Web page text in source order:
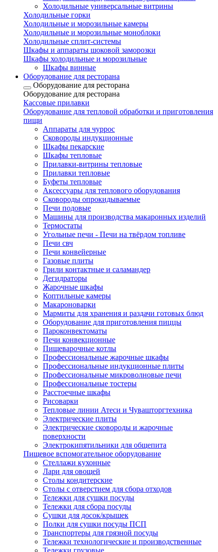
Холодильные универсальные витрины
Холодильные горки
Холодильные и морозильные камеры
Холодильные и морозильные моноблоки
Холодильные сплит-системы
Шкафы и аппараты шоковой заморозки
Шкафы холодильные и морозильные
Шкафы винные
Оборудование для ресторана
Оборудование для ресторана
Оборудование для ресторана
Кассовые прилавки
Оборудование для тепловой обработки и приготовления
пищи
Аппараты для чуррос
Сковороды индукционные
Шкафы пекарские
Шкафы тепловые
Прилавки-витрины тепловые
Прилавки тепловые
Буфеты тепловые
Аксессуары для теплового оборудования
Сковороды опрокидываемые
Печи подовые
Машины для производства макаронных изделий
Термостаты
Угольные печи - Печи на твёрдом топливе
Печи свч
Печи конвейерные
Газовые плиты
Грили контактные и саламандер
Дегидраторы
Жарочные шкафы
Коптильные камеры
Макароноварки
Мармиты для хранения и раздачи готовых блюд
Оборудование для приготовления пиццы
Пароконвектоматы
Печи конвекционные
Пищеварочные котлы
Профессиональные жарочные шкафы
Профессиональные индукционные плиты
Профессиональные микроволновые печи
Профессиональные тостеры
Расстоечные шкафы
Рисоварки
Тепловые линии Атеси и Чувашторгтехника
Электрические плиты
Электрические сковороды и жарочные
поверхности
Электрокипятильники для общепита
Пищевое вспомогательное оборудование
Стеллажи кухонные
Лари для овощей
Столы кондитерские
Столы с отверстием для сбора отходов
Тележки для сушки посуды
Тележки для сбора посуды
Сушки для досок/крышек
Полки для сушки посуды ПСП
Транспортеры для грязной посуды
Тележки технологические и производственные
Тележки грузовые